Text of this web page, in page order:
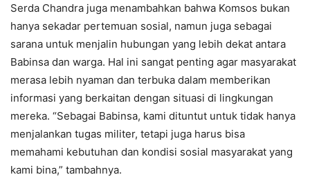
Serda Chandra juga menambahkan bahwa Komsos bukan
hanya sekadar pertemuan sosial, namun juga sebagai
sarana untuk menjalin hubungan yang lebih dekat antara
Babinsa dan warga. Hal ini sangat penting agar masyarakat
merasa lebih nyaman dan terbuka dalam memberikan
informasi yang berkaitan dengan situasi di lingkungan
mereka. “Sebagai Babinsa, kami dituntut untuk tidak hanya
menjalankan tugas militer, tetapi juga harus bisa
memahami kebutuhan dan kondisi sosial masyarakat yang
kami bina,” tambahnya.